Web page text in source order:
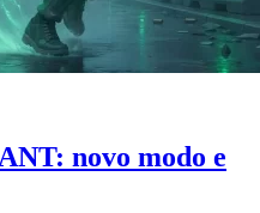
novo modo e